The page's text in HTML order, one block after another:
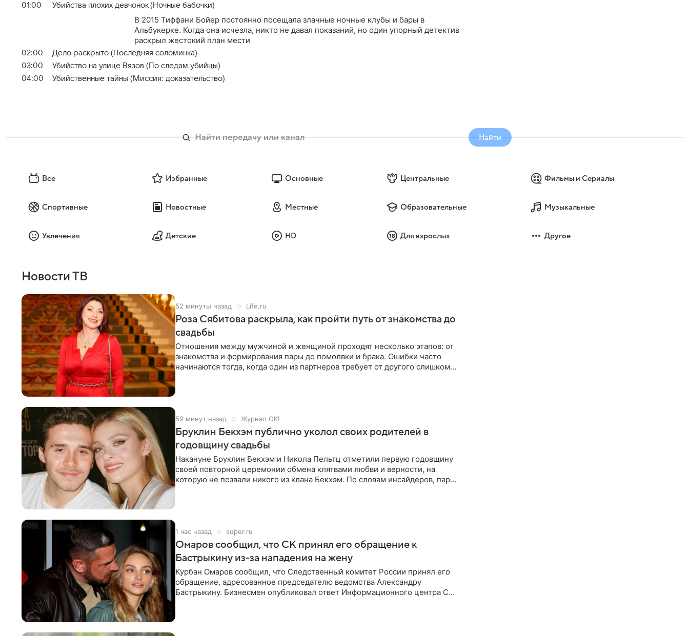
01:00
Убийства плохих девчонок (Ночные бабочки)
В 2015 Тиффани Бойер постоянно посещала злачные ночные клубы и бары в
Альбукерке. Когда она исчезла, никто не давал показаний, но один упорный детектив
раскрыл жестокий план мести
02:00
Дело раскрыто (Последняя соломинка)
03:00
Убийство на улице Вязов (По следам убийцы)
04:00
Убийственные тайны (Миссия: доказательство)
Найти
Все Избранные Основные Центральные Фильмы и Сериалы
Спортивные Новостные Местные Образовательные Музыкальные
Увлечения Детские HD Для взрослых Другое
Новости ТВ
52 минуты назад Life.ru
Роза Сябитова раскрыла, как пройти путь от знакомства до
свадьбы
Отношения между мужчиной и женщиной проходят несколько этапов: от
знакомства и формирования пары до помолвки и брака. Ошибки часто
начинаются тогда, когда один из партнеров требует от другого слишком
59 минут назад Журнал OK!
Бруклин Бекхэм публично уколол своих родителей в
годовщину свадьбы
Накануне Бруклин Бекхэм и Никола Пельтц отметили первую годовщину
своей повторной церемонии обмена клятвами любви и верности, на
которую не позвали никого из клана Бекхэм. По словам инсайдеров, пара
1 час назад super.ru
Омаров сообщил, что СК принял его обращение к
Бастрыкину из-за нападения на жену
Курбан Омаров сообщил, что Следственный комитет России принял его
обращение, адресованное председателю ведомства Александру
Бастрыкину. Бизнесмен опубликовал ответ Информационного центра СК